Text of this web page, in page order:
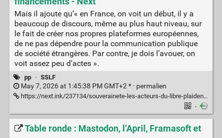
Mais il ajoute qu’« en France, on voit un début, il y a
beaucoup de discours, même au plus haut niveau, sur
le fait de créer nos propres plateformes européennes,
de ne pas dépendre pour la communication publique
de société étrangères. Par contre, je dois l’avouer, on
voit assez peu d’actes ».
pp · SSLF
May 7, 2026 at 1:45:38 PM GMT+2 * · permalien
https://next.ink/237134/souverainete-les-acteurs-du-libre-plaident-pour-une-meilleure-organisation-des-financements/
·
Table ronde : Mastodon, l’April, Framasoft et